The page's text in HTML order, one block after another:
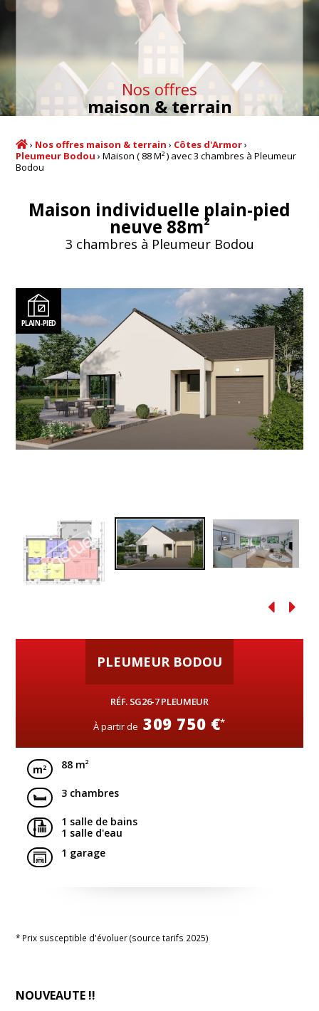
Nos offres
maison & terrain
› Nos offres maison & terrain › Côtes d'Armor›
Pleumeur Bodou ›Maison ( 88 M² ) avec 3 chambres à Pleumeur
Bodou
Maison individuelle plain-pied
neuve 88m2
3 chambres à Pleumeur Bodou
PLEUMEUR BODOU
RÉF. SG26-7 PLEUMEUR
À partir de 309 750 €*
PLAIN-PIED
88 m2
3 chambres
1 salle de bains
1 salle d'eau
1 garage
* Prix susceptible d'évoluer (source tarifs 2025)
NOUVEAUTE !!